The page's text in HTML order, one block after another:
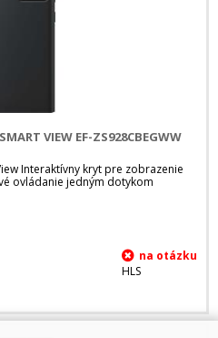
VIEW EF-ZS928CBEGWW
Interaktívny kryt pre zobrazenie
ovládanie jedným dotykom
HLS